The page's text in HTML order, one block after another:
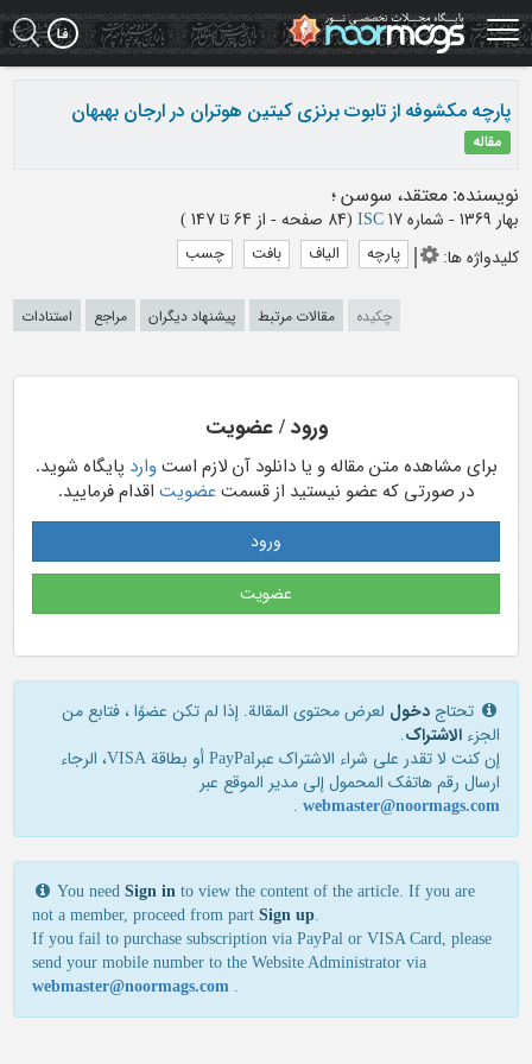
Skip
to
main
پارچه مکشوفه از تابوت برنزی کیتین هوتران در ارجان بهبهان
مقاله
نویسنده: معتقد، سوسن ؛
بهار 1369 - شماره 17 ISC (‎84 صفحه - از 64 تا 147 )
کلیدواژه ها: پارچه الیاف بافت چسب
چکیده مقالات مرتبط پیشنهاد دیگران مراجع استنادات
ورود / عضویت
برای مشاهده متن مقاله و یا دانلود آن لازم استوارد پایگاه شوید.
در صورتی که عضو نیستید از قسمت عضویت اقدام فرمایید.
ورود
عضویت
تحتاج دخول لعرض محتوى المقالة. إذا لم تكن عضوًا ، فتابع من
الجزء الاشتراک.
إن كنت لا تقدر علی شراء الاشتراك عبرPayPal أو بطاقة VISA، الرجاء
ارسال رقم هاتفك المحمول إلی مدير الموقع عبر
webmaster@noormags.com
.
You need Sign in to view the content of the article. If you are
not a member, proceed from part Sign up.
If you fail to purchase subscription via PayPal or VISA Card, please
send your mobile number to the Website Administrator via
webmaster@noormags.com .